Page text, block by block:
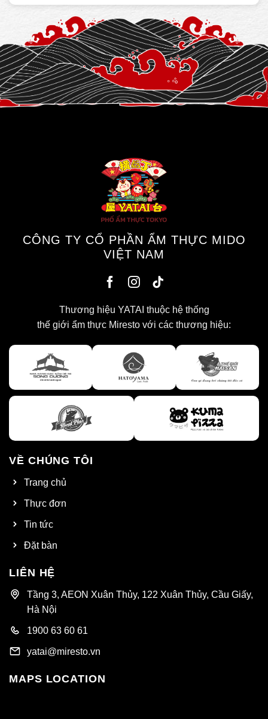
CÔNG TY CỔ PHẦN ẨM THỰC MIDO
VIỆT NAM
Thương hiệu YATAI thuộc hệ thống
thế giới ẩm thực Miresto với các thương hiệu:
VỀ CHÚNG TÔI
Trang chủ
Thực đơn
Tin tức
Đặt bàn
LIÊN HỆ
Tầng 3, AEON Xuân Thủy, 122 Xuân Thủy, Cầu Giấy,
Hà Nội
1900 63 60 61
yatai@miresto.vn
MAPS LOCATION